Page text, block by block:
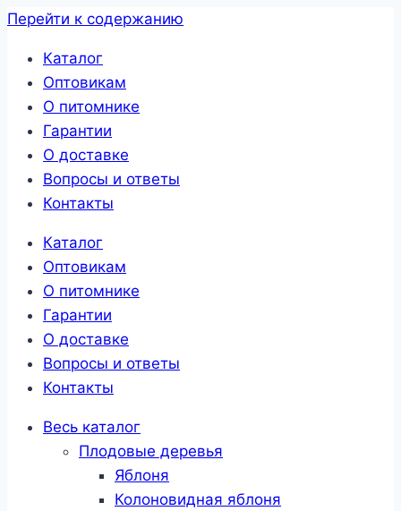
Перейти к содержанию
Каталог
Оптовикам
О питомнике
Гарантии
О доставке
Вопросы и ответы
Контакты
Каталог
Оптовикам
О питомнике
Гарантии
О доставке
Вопросы и ответы
Контакты
Весь каталог
Плодовые деревья
Яблоня
Колоновидная яблоня